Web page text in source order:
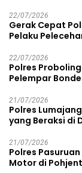
22/07/2026
Gerak Cepat
Pelaku
22/07/2026
Polres
Pelempar
21/07/2026
Polres
yang Beraksi di
21/07/2026
Polres
Motor di